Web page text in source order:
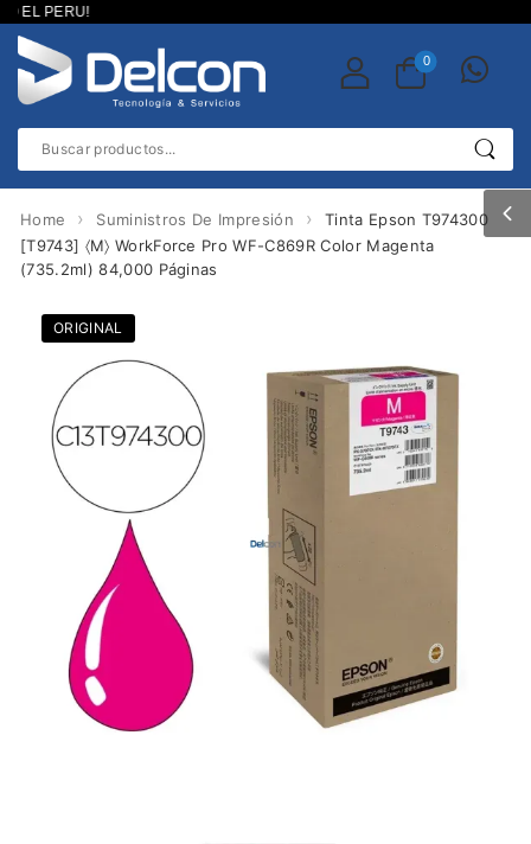
PERU!
0
Home › Suministros De Impresión ›
Tinta Epson T974300
[T9743] 〈M〉 WorkForce Pro WF-C869R Color Magenta
(735.2ml) 84,000 Páginas
ORIGINAL